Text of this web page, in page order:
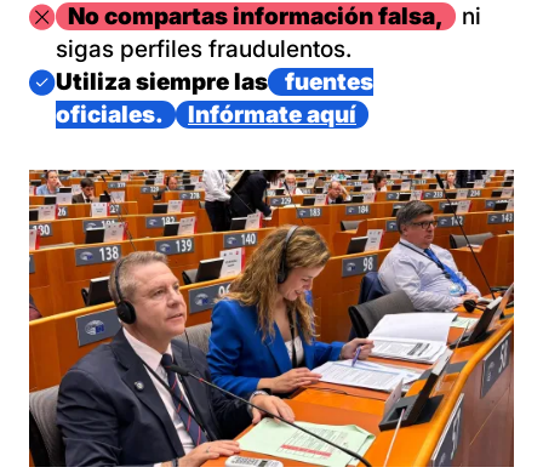
ImagenNo compartas información falsa,
ni
sigas perfiles fraudulentos.
Imagen
Utiliza siempre las
fuentes
oficiales.
Infórmate aquí